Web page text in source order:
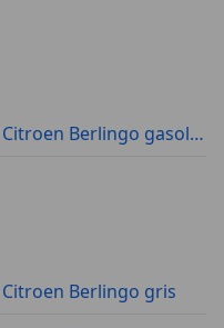
Citroen Berlingo gasolina
Citroen Berlingo gris